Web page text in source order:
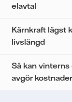
elavtal
Kärnkraft lägst
livslängd
Så kan
avgör